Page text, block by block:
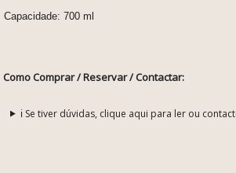
Capacidade: 700 ml
Como Comprar / Reservar / Contactar:
ℹ️ Se tiver dúvidas, clique aqui para ler ou